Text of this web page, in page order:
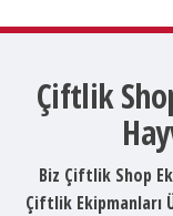
Çiftlik
Biz Çiftlik Shop
Çiftlik Ekipmanları